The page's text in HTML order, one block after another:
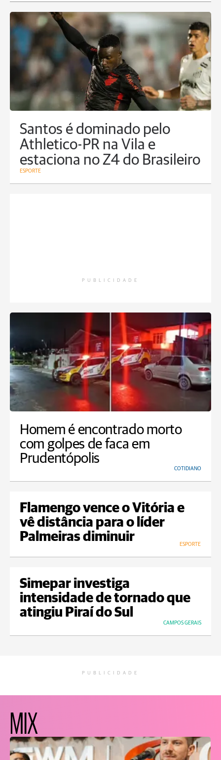
Santos é dominado pelo
Athletico-PR na Vila e
estaciona no Z4 do Brasileiro
ESPORTE
PUBLICIDADE
Homem é encontrado morto
com golpes de faca em
Prudentópolis
COTIDIANO
Flamengo vence o Vitória e
vê distância para o líder
Palmeiras diminuir
ESPORTE
Simepar investiga
intensidade de tornado que
atingiu Piraí do Sul
CAMPOS GERAIS
PUBLICIDADE
MIX